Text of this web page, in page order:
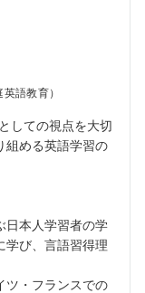
語教育）
しての視点を大切
組める英語学習の
日本人学習者の学
学び、言語習得理
ツ・フランスでの